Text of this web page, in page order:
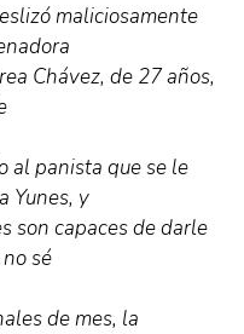
maliciosamente
Chávez, de 27 años,
al panista que se le
Yunes, y
son capaces de darle
sé
de mes, la